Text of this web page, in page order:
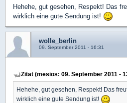
Hehehe, gut gesehen, Respekt! Das
wirklich eine gute Sendung ist!
wolle_berlin
09. September 2011 - 16:31
Zitat (mesios: 09. September 2011 -
Hehehe, gut gesehen, Respekt! Das
wirklich eine gute Sendung ist!